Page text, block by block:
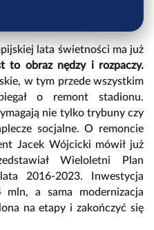
lata świetności ma już
to obraz nędzy i rozpaczy.
w tym przede wszystkim
o remont stadionu.
nie tylko trybuny czy
socjalne. O remoncie
Jacek Wójcicki mówił już
Wieloletni Plan
2016-2023. Inwestycja
mln, a sama modernizacja
na etapy i zakończyć się